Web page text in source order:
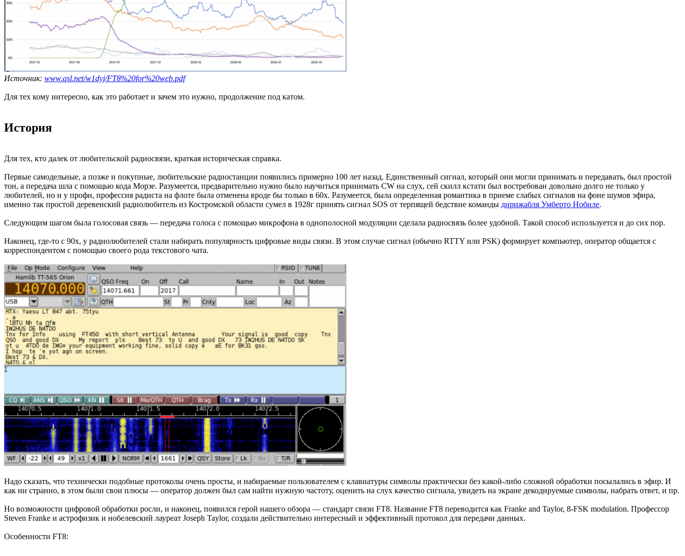
Источник: www.qsl.net/w1dyj/FT8%20for%20web.pdf
Для тех кому интересно, как это работает и зачем это нужно, продолжение под катом.
История
Для тех, кто далек от любительской радиосвязи, краткая историческая справка.
Первые самодельные, а позже и покупные, любительские радиостанции появились примерно 100 лет назад. Единственный сигнал, который они могли принимать и передавать, был простой
тон, а передача шла с помощью кода Морзе. Разумеется, предварительно нужно было научиться принимать CW на слух, сей скилл кстати был востребован довольно долго не только у
любителей, но и у профи, профессия радиста на флоте была отменена вроде бы только в 60х. Разумеется, была определенная романтика в приеме слабых сигналов на фоне шумов эфира,
именно так простой деревенский радиолюбитель из Костромской области сумел в 1928г принять сигнал SOS от терпящей бедствие команды дирижабля Умберто Нобиле.
Следующим шагом была голосовая связь — передача голоса с помощью микрофона в однополосной модуляции сделала радиосвязь более удобной. Такой способ используется и до сих пор.
Наконец, где-то с 90х, у радиолюбителей стали набирать популярность цифровые виды связи. В этом случае сигнал (обычно RTTY или PSK) формирует компьютер, оператор общается с
корреспондентом с помощью своего рода текстового чата.
Надо сказать, что технически подобные протоколы очень просты, и набираемые пользователем с клавиатуры символы практически без какой-либо сложной обработки посылались в эфир. И
как ни странно, в этом были свои плюсы — оператор должен был сам найти нужную частоту, оценить на слух качество сигнала, увидеть на экране декодируемые символы, набрать ответ, и пр.
Но возможности цифровой обработки росли, и наконец, появился герой нашего обзора — стандарт связи FT8. Название FT8 переводится как Franke and Taylor, 8-FSK modulation. Профессор
Steven Franke и астрофизик и нобелевский лауреат Joseph Taylor, создали действительно интересный и эффективный протокол для передачи данных.
Особенности FT8: